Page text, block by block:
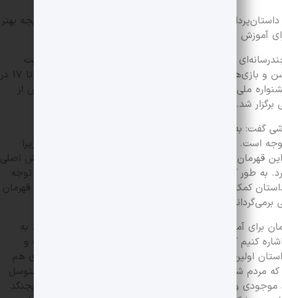
است و قهرمان همیشه مورد توجه است در نتیجه بهتر
آموزش دانش آموزان استفاده کنیم.
میراث فرهنگی، کارگاه و پنل آموزشی تحول شخصیت
تاریخی به مثابه سفر قهرمان در روایت انیمیشن و بازی‌های کامپیوتری با سخنرانی امیر مهران از ساعت ۱۶ تا ۱۷ در
ملی چند رسانه‌ای میراث فرهنگی به عنوان آخرین بخش از
شد.
گفت: به طور کلی قهرمان و شخصیت مهم‌ترین مورد در
است. ما برای گفتن داستان از قهرمان استفاده می‌کنیم زیرا
قهرمان‌ها واقعی و بعضی دیگر تخیلی هستند. قهرمان نقش اصلی
به طور کلی داستان‌های قهرمان محور همیشه بیشتر مورد توجه
کمک می‌کند و از دنیای معمولی بیرون می‌آید و با ضد قهرمان
برای آموزش دانش آموزان و دانشجویان استفاده می‌کنند. به
کنیم که این داستان مربوط به پنج هزار سال پیش است و
اولین داستان حماسی و ادبی بوده و با الگوهای امروزی هم
مردم شهر از آن ناراضی بودند و تصمیم می‌گیرند به خدا متوسل
وحشی از دل طبیعت به وجود آورد تا با گیلگمش بجنگد